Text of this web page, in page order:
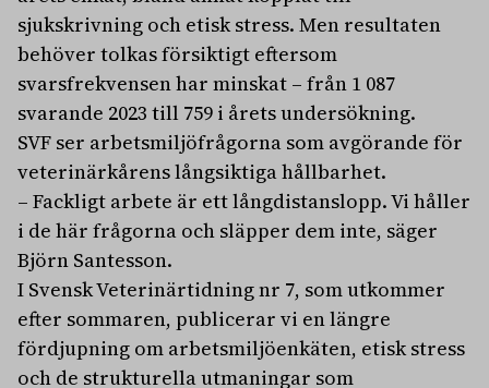
sjukskrivning och etisk stress. Men resultaten
behöver tolkas försiktigt eftersom
svarsfrekvensen har minskat – från 1 087
svarande 2023 till 759 i årets undersökning.
SVF ser arbetsmiljöfrågorna som avgörande för
veterinärkårens långsiktiga hållbarhet.
– Fackligt arbete är ett långdistanslopp. Vi håller
i de här frågorna och släpper dem inte, säger
Björn Santesson.
I Svensk Veterinärtidning nr 7, som utkommer
efter sommaren, publicerar vi en längre
fördjupning om arbetsmiljöenkäten, etisk stress
och de strukturella utmaningar som